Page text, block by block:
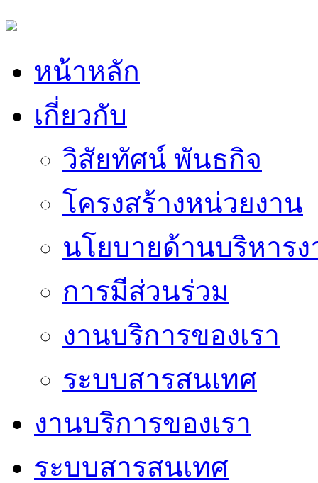
หน้าหลัก
เกี่ยวกับ
วิสัยทัศน์ พันธกิจ
โครงสร้างหน่วยงาน
นโยบายด้านบริหาร
การมีส่วนร่วม
งานบริการของเรา
ระบบสารสนเทศ
งานบริการของเรา
ระบบสารสนเทศ